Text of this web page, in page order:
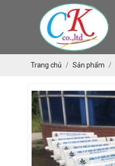
Trang chủ Sản phẩm